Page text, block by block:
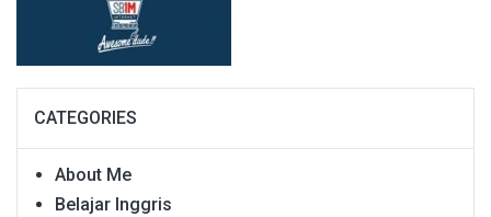
CATEGORIES
About Me
Belajar Inggris